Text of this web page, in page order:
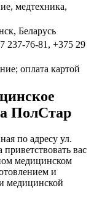
медтехника,
Беларусь
237-76-81, +375 29
оплата картой
ПолСтар
по адресу ул.
вас
медицинском
и
медицинской